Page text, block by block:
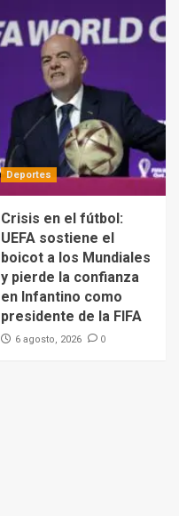
Deportes
Crisis en el fútbol:
UEFA sostiene el
boicot a los Mundiales
y pierde la confianza
en Infantino como
presidente de la FIFA
6 agosto, 2026 0